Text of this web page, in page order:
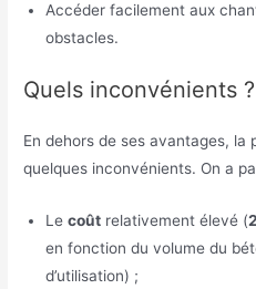
Accéder facilement aux
obstacles.
Quels inconvénients ?
En dehors de ses avantages, la
quelques inconvénients. On a
Lecoût relativement élevé (
en fonction du volume du
d’utilisation) ;